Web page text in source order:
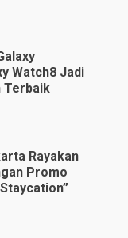
Watch8 Jadi
Terbaik
Rayakan
Promo